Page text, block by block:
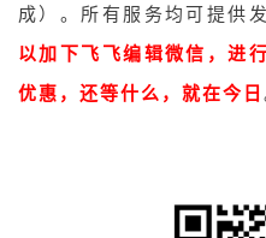
成）。所有服务均可提供
以加下飞飞编辑微信，进
优惠，还等什么，就在今日